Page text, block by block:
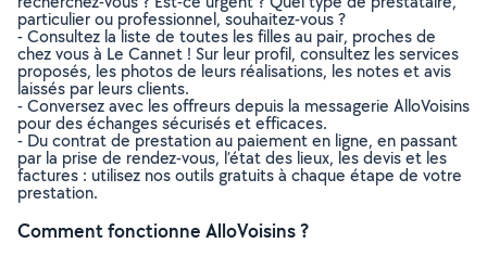
particulier ou professionnel, souhaitez-vous ?
- Consultez la liste de toutes les filles au pair, proches de
chez vous à Le Cannet ! Sur leur profil, consultez les services
proposés, les photos de leurs réalisations, les notes et avis
laissés par leurs clients.
- Conversez avec les offreurs depuis la messagerie AlloVoisins
pour des échanges sécurisés et efficaces.
- Du contrat de prestation au paiement en ligne, en passant
par la prise de rendez-vous, l’état des lieux, les devis et les
factures : utilisez nos outils gratuits à chaque étape de votre
prestation.
Comment fonctionne AlloVoisins ?